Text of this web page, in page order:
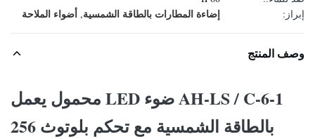
إبراز:
إضاءة المطارات بالطاقة الشمسية, أضواء الملاحة
وصف المنتج
AH-LS / C-6-1 ضوء LED محمول يعمل
بالطاقة الشمسية مع تحكم بلوتوث 256